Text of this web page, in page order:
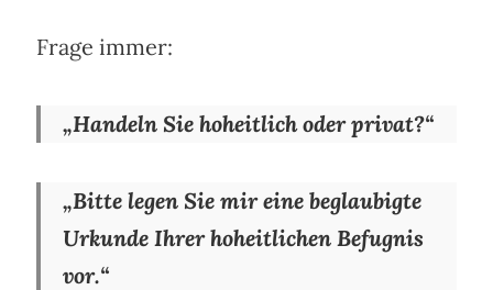
Frage immer:
„Handeln Sie hoheitlich oder privat?“
„Bitte legen Sie mir eine beglaubigte
Urkunde Ihrer hoheitlichen Befugnis
vor.“